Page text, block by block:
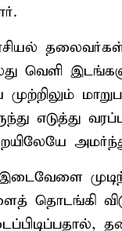
தலைவர்கள்
வெளி
எடுத்து
அமர்ந்து
தொடங்கி